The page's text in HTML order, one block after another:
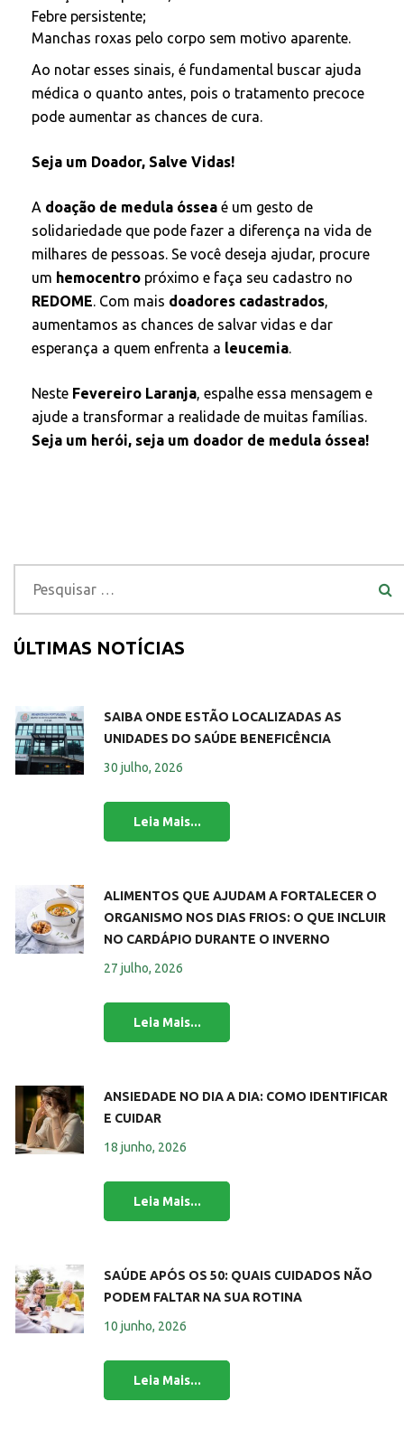
Febre persistente;
Manchas roxas pelo corpo sem motivo aparente.
Ao notar esses sinais, é fundamental buscar ajuda
médica o quanto antes, pois o tratamento precoce
pode aumentar as chances de cura.
Seja um Doador, Salve Vidas!
A doação de medula óssea é um gesto de
solidariedade que pode fazer a diferença na vida de
milhares de pessoas. Se você deseja ajudar, procure
um hemocentro próximo e faça seu cadastro no
REDOME. Com mais doadores cadastrados,
aumentamos as chances de salvar vidas e dar
esperança a quem enfrenta a leucemia.
Neste Fevereiro Laranja, espalhe essa mensagem e
ajude a transformar a realidade de muitas famílias.
Seja um herói, seja um doador de medula óssea!
ÚLTIMAS NOTÍCIAS
SAIBA ONDE ESTÃO LOCALIZADAS AS
UNIDADES DO SAÚDE BENEFICÊNCIA
30 julho, 2026
ALIMENTOS QUE AJUDAM A FORTALECER O
ORGANISMO NOS DIAS FRIOS: O QUE INCLUIR
NO CARDÁPIO DURANTE O INVERNO
27 julho, 2026
ANSIEDADE NO DIA A DIA: COMO IDENTIFICAR
E CUIDAR
18 junho, 2026
SAÚDE APÓS OS 50: QUAIS CUIDADOS NÃO
PODEM FALTAR NA SUA ROTINA
10 junho, 2026